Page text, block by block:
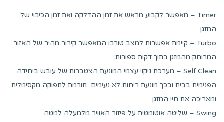
Timer – מאפשר לקבוע מראש את זמן ההדלקה ואת זמן הכיבוי של
המזגן.
Turbo – קיימת אפשרות למצב טורבו המאפשר קירור מהיר של האזור
המרוחק מהמזגן בתוך דקות ספורות.
Self Clean – מערכת ניקוי עצמי המונעת הצטברות של עובש ביחידה
הפנימית בבית ובכך מונעת ריחות לא נעימים, תורמת לתפוקה מקסימלית
ומאריכה את חיי המזגן.
Swing – שליטה אוטומטית על פיזור האוויר מלמעלה למטה.